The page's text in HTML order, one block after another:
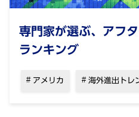
専門家が選ぶ、アフ
ランキング
アメリカ 海外進出トレ